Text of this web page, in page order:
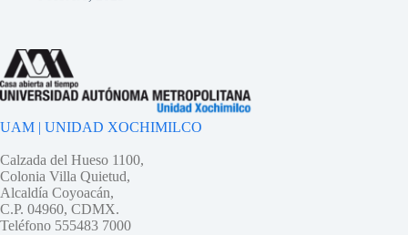
UAM | UNIDAD XOCHIMILCO
Calzada del Hueso 1100,
Colonia Villa Quietud,
Alcaldía Coyoacán,
C.P. 04960, CDMX.
Teléfono 555483 7000